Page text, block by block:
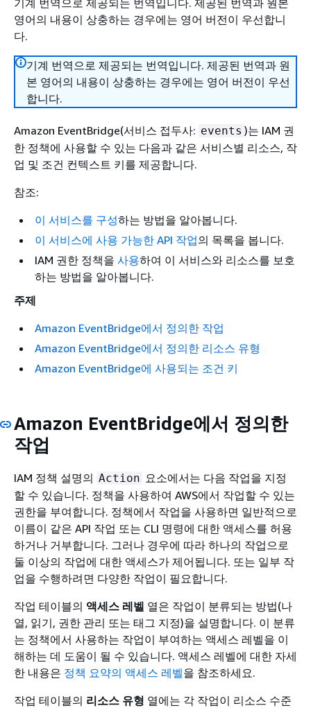
기계 번역으로 제공되는 번역입니다. 제공된 번역과 원본
영어의 내용이 상충하는 경우에는 영어 버전이 우선합니
다.
기계 번역으로 제공되는 번역입니다. 제공된 번역과 원
본 영어의 내용이 상충하는 경우에는 영어 버전이 우선
합니다.
Amazon EventBridge(서비스 접두사: events )는 IAM 권
한 정책에 사용할 수 있는 다음과 같은 서비스별 리소스, 작
업 및 조건 컨텍스트 키를 제공합니다.
참조:
이 서비스를 구성하는 방법을 알아봅니다.
이 서비스에 사용 가능한 API 작업의 목록을 봅니다.
IAM 권한 정책을 사용하여 이 서비스와 리소스를 보호
하는 방법을 알아봅니다.
주제
Amazon EventBridge에서 정의한 작업
Amazon EventBridge에서 정의한 리소스 유형
Amazon EventBridge에 사용되는 조건 키
Amazon EventBridge에서 정의한
작업
IAM 정책 설명의 Action 요소에서는 다음 작업을 지정
할 수 있습니다. 정책을 사용하여 AWS에서 작업할 수 있는
권한을 부여합니다. 정책에서 작업을 사용하면 일반적으로
이름이 같은 API 작업 또는 CLI 명령에 대한 액세스를 허용
하거나 거부합니다. 그러나 경우에 따라 하나의 작업으로
둘 이상의 작업에 대한 액세스가 제어됩니다. 또는 일부 작
업을 수행하려면 다양한 작업이 필요합니다.
작업 테이블의 액세스 레벨 열은 작업이 분류되는 방법(나
열, 읽기, 권한 관리 또는 태그 지정)을 설명합니다. 이 분류
는 정책에서 사용하는 작업이 부여하는 액세스 레벨을 이
해하는 데 도움이 될 수 있습니다. 액세스 레벨에 대한 자세
한 내용은 정책 요약의 액세스 레벨을 참조하세요.
작업 테이블의 리소스 유형 열에는 각 작업이 리소스 수준